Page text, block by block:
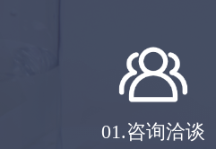
01.咨询洽谈